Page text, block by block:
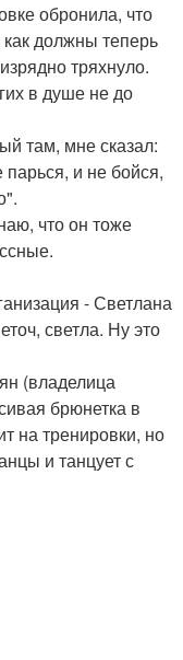
обронила, что
должны теперь
тряхнуло.
в душе не до
там, мне сказал:
и не бойся,
что он тоже
- Светлана
светла. Ну это
(владелица
брюнетка в
на тренировки, но
и танцует с